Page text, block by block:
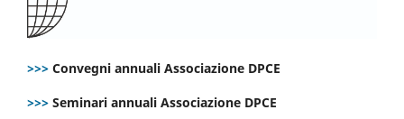
>>> Convegni annuali Associazione DPCE
>>> Seminari annuali Associazione DPCE